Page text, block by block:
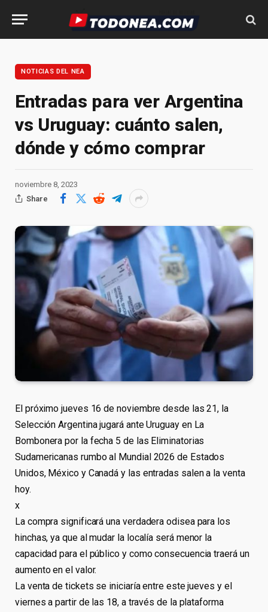
NOTICIAS DEL NEA
Entradas para ver Argentina
vs Uruguay: cuánto salen,
dónde y cómo comprar
noviembre 8, 2023
Share
El próximo jueves 16 de noviembre desde las 21, la
Selección Argentina jugará ante Uruguay en La
Bombonera por la fecha 5 de las Eliminatorias
Sudamericanas rumbo al Mundial 2026 de Estados
Unidos, México y Canadá y las entradas salen a la venta
hoy.
x
La compra significará una verdadera odisea para los
hinchas, ya que al mudar la localía será menor la
capacidad para el público y como consecuencia traerá un
aumento en el valor.
La venta de tickets se iniciaría entre este jueves y el
viernes a partir de las 18, a través de la plataforma